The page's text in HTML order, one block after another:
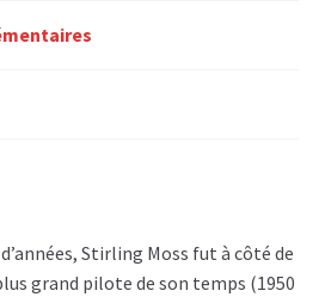
Stirling Moss fut à côté de
grand pilote de son temps (1950